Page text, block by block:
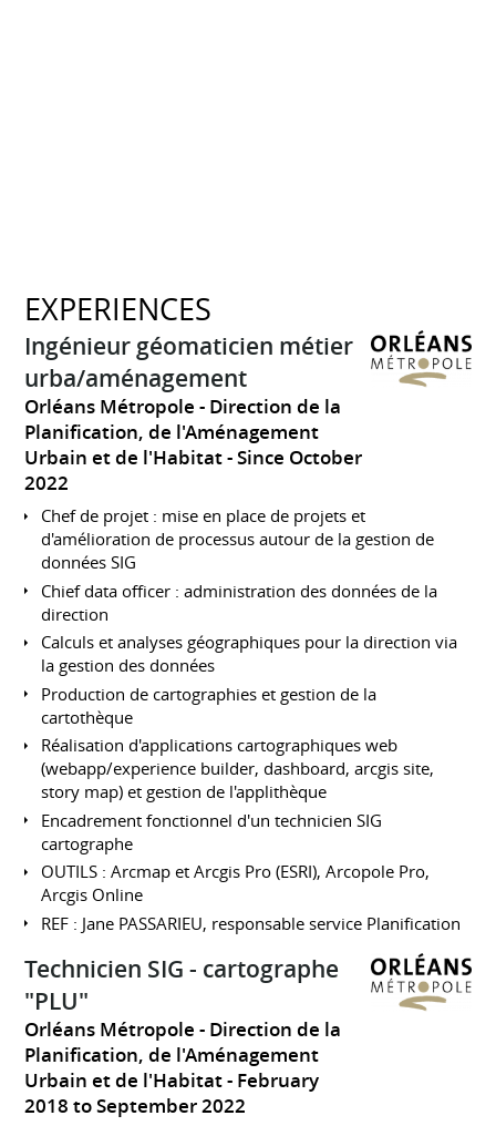
EXPERIENCES
Ingénieur géomaticien métier
urba/aménagement
Orléans Métropole - Direction de la
Planification, de l'Aménagement
Urbain et de l'Habitat
Since October
2022
Chef de projet : mise en place de projets et
d'amélioration de processus autour de la gestion de
données SIG
Chief data officer : administration des données de la
direction
Calculs et analyses géographiques pour la direction via
la gestion des données
Production de cartographies et gestion de la
cartothèque
Réalisation d'applications cartographiques web
(webapp/experience builder, dashboard, arcgis site,
story map) et gestion de l'applithèque
Encadrement fonctionnel d'un technicien SIG
cartographe
OUTILS : Arcmap et Arcgis Pro (ESRI), Arcopole Pro,
Arcgis Online
REF : Jane PASSARIEU, responsable service Planification
Technicien SIG - cartographe
"PLU"
Orléans Métropole - Direction de la
Planification, de l'Aménagement
Urbain et de l'Habitat
February
2018 to September 2022